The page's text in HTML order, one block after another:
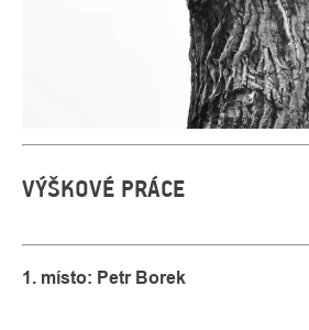
VÝŠKOVÉ PRÁCE
1. místo: Petr Borek